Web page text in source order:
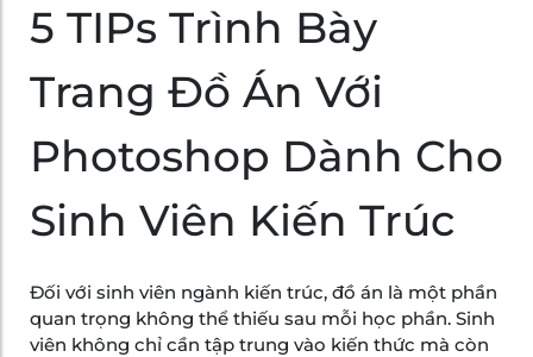
5 TIPs Trình Bày
Trang Đồ Án Với
Photoshop Dành Cho
Sinh Viên Kiến Trúc
Đối với sinh viên ngành kiến trúc, đồ án là một phần
quan trọng không thể thiếu sau mỗi học phần. Sinh
viên không chỉ cần tập trung vào kiến thức mà còn